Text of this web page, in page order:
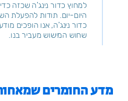
למחוץ כדור נינג'ה שכזה
היום-יום. תודות להפעלת
כדור נינג'ה, אנו הופכים
שחוש המישוש מעביר בנו.
מדע החומרים